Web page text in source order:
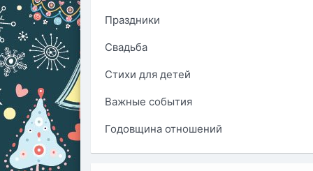
Праздники
Свадьба
Стихи для детей
Важные события
Годовщина отношений